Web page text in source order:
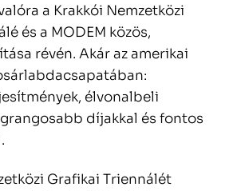
a Krakkói Nemzetközi
és a MODEM közös,
révén. Akár az amerikai
élvonalbeli
díjakkal és fontos
Grafikai Triennálét